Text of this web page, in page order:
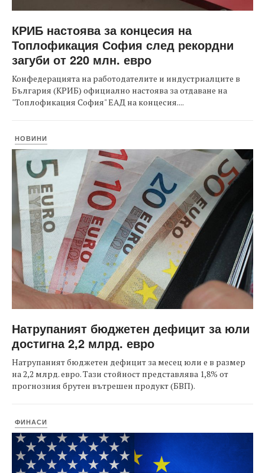
КРИБ настоява за концесия на
Топлофикация София след рекордни
загуби от 220 млн. евро
Конфедерацията на работодателите и индустриалците в
България (КРИБ) официално настоява за отдаване на
"Топлофикация София" ЕАД на концесия....
НОВИНИ
Натрупаният бюджетен дефицит за юли
достигна 2,2 млрд. евро
Натрупаният бюджетен дефицит за месец юли е в размер
на 2,2 млрд. евро. Тази стойност представлява 1,8% от
прогнозния брутен вътрешен продукт (БВП).
ФИНАСИ